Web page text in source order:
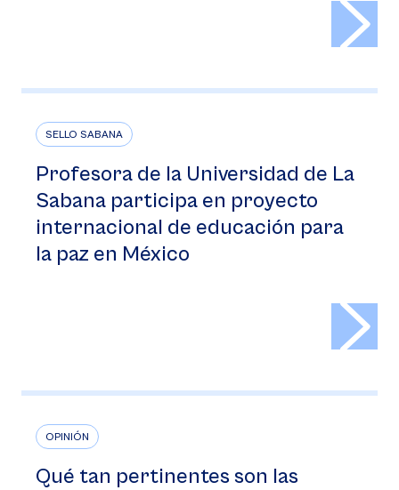
SELLO SABANA
Profesora de la Universidad de La
Sabana participa en proyecto
internacional de educación para
la paz en México
OPINIÓN
Qué tan pertinentes son las